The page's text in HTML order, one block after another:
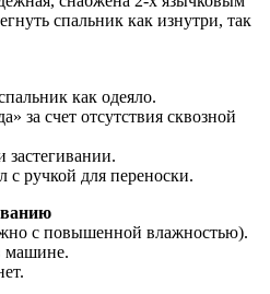
спальник как изнутри, так
как одеяло.
за счет отсутствия сквозной
застегивании.
ручкой для переноски.
с повышенной влажностью).
машине.